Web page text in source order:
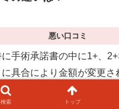
悪い口コミ
に手術承諾書の中に1+、2+
に具合により金額が変更さ
で、わかりやすい内容にす
検索 トップ